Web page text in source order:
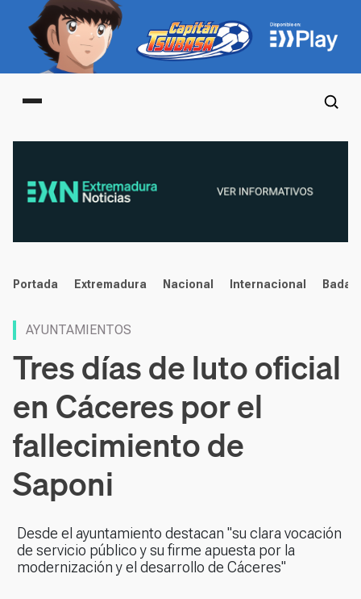
Main menu
noticias
Portada Extremadura Nacional Internacional
AYUNTAMIENTOS
Tres días de luto oficial
en Cáceres por el
fallecimiento de
Saponi
Desde el ayuntamiento destacan "su clara vocación
de servicio público y su firme apuesta por la
modernización y el desarrollo de Cáceres"